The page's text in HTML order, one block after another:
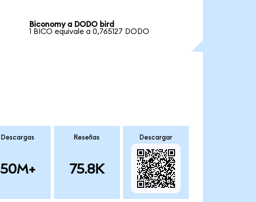
Biconomy a DODO bird
1 BICO equivale a 0,765127 DODO
Descargas
50M+
Reseñas
75.8K
Descargar